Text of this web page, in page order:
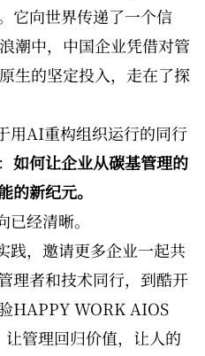
它向世界传递了一个信
潮中，中国企业凭借对管
生的坚定投入，走在了探
用AI重构组织运行的同行
如何让企业从碳基管理的
的新纪元。
经清晰。
践，邀请更多企业一起共
理者和技术同行，到酷开
HAPPY WORK AIOS
管理回归价值，让人的